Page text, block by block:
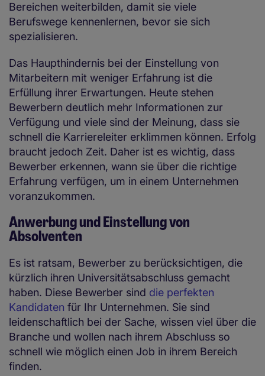
Bereichen weiterbilden, damit sie viele
Berufswege kennenlernen, bevor sie sich
spezialisieren.
Das Haupthindernis bei der Einstellung von
Mitarbeitern mit weniger Erfahrung ist die
Erfüllung ihrer Erwartungen. Heute stehen
Bewerbern deutlich mehr Informationen zur
Verfügung und viele sind der Meinung, dass sie
schnell die Karriereleiter erklimmen können. Erfolg
braucht jedoch Zeit. Daher ist es wichtig, dass
Bewerber erkennen, wann sie über die richtige
Erfahrung verfügen, um in einem Unternehmen
voranzukommen.
Anwerbung und Einstellung von
Absolventen
Es ist ratsam, Bewerber zu berücksichtigen, die
kürzlich ihren Universitätsabschluss gemacht
haben. Diese Bewerber sind die perfekten
Kandidaten für Ihr Unternehmen. Sie sind
leidenschaftlich bei der Sache, wissen viel über die
Branche und wollen nach ihrem Abschluss so
schnell wie möglich einen Job in ihrem Bereich
finden.